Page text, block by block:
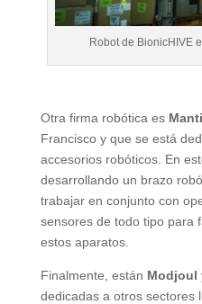
Robot de BionicHIVE
Otra firma robótica es
Francisco y que se está
accesorios robóticos. En
desarrollando un brazo
trabajar en conjunto con
sensores de todo tipo para
estos aparatos.
Finalmente, están Modjoul
dedicadas a otros sectores